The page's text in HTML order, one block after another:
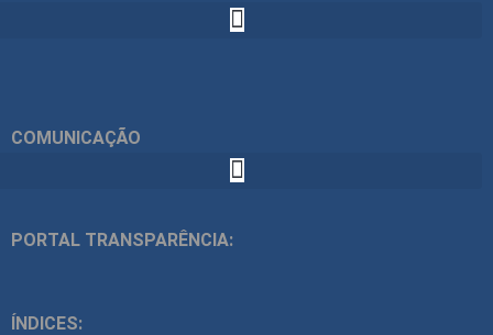
COMUNICAÇÃO
PORTAL TRANSPARÊNCIA:
ÍNDICES: